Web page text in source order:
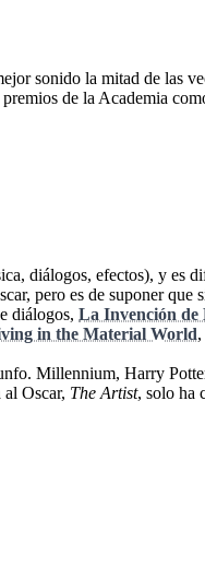
sonido la mitad de las
de la Academia
diálogos, efectos), y es
pero es de suponer
diálogos, La Invención de
in the Material World
Millennium, Harry
Oscar, The Artist, solo ha